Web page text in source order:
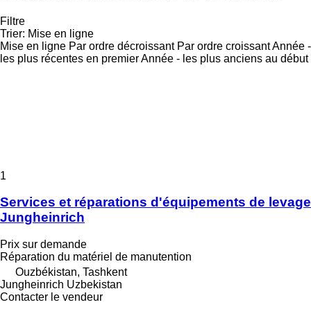
Filtre
Trier: Mise en ligne
Mise en ligne Par ordre décroissant Par ordre croissantAnnée -
les plus récentes en premierAnnée - les plus anciens au début
1
Services et réparations d'équipements de levage
Jungheinrich
Prix sur demande
Réparation du matériel de manutention
Ouzbékistan, Tashkent
Jungheinrich Uzbekistan
Contacter le vendeur